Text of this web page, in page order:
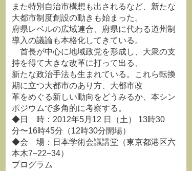
また特別自治市構想も出されるなど、新たな
大都市制度創設の動きも始まった。
府県レベルの広域連合、府県に代わる道州制
導入の議論も本格化してきている。
首長が中心に地域政党を形成し、大衆の支
持を得て大きな改革に打って出る、
新たな政治手法も生まれている。これら転換
期に立つ大都市のあり方、大都市改
革をめぐる新しい動向をどうみるか、本シン
ポジウムで多角的に考察する。
◆日 時：2012年5月12 日（土） 13時30
分〜16時45分（12時30分開場）
◆会 場：日本学術会議講堂（東京都港区六
本木7−22−34）
プログラム